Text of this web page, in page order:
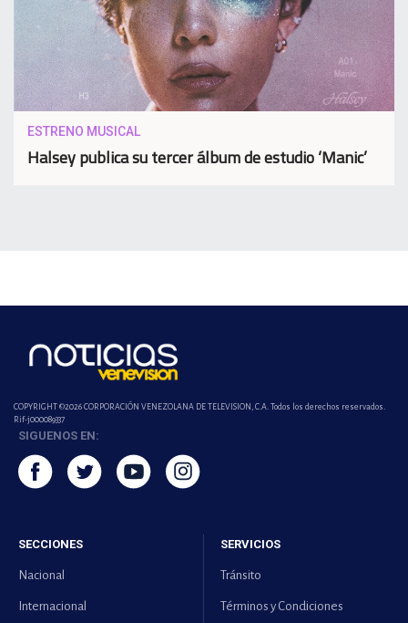
ESTRENO MUSICAL
Halsey publica su tercer álbum de estudio ‘Manic’
COPYRIGHT ©2026 CORPORACIÓN VENEZOLANA DE TELEVISION, C.A. Todos los derechos reservados.
Rif-j000089337
SIGUENOS EN:
SECCIONES
Nacional
Internacional
SERVICIOS
Tránsito
Términos y Condiciones